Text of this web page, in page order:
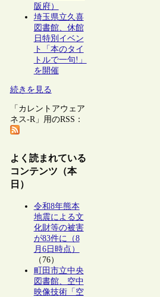
阪府）
埼玉県立久喜
図書館、休館
日特別イベン
ト「本のタイ
トルで一句!」
を開催
続きを見る
「カレントアウェア
ネス-R」用のRSS：
よく読まれている
コンテンツ（本
日）
令和8年熊本
地震による文
化財等の被害
が83件に（8
月6日時点）
（76）
町田市立中央
図書館、空中
映像技術「空